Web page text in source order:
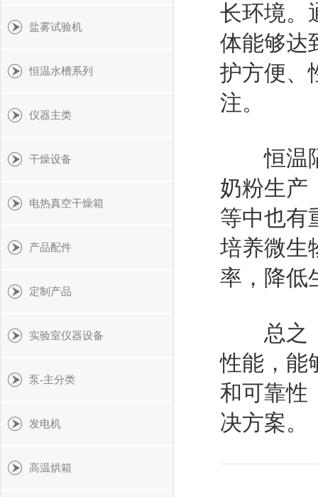
长环境。
体能够达
护方便、
注。
恒温隔
奶粉生产
等中也有
培养微生
率，降低
总之，
性能，能
和可靠性
决方案。
盐雾试验机
恒温水槽系列
仪器主类
干燥设备
电热真空干燥箱
产品配件
定制产品
实验室仪器设备
泵-主分类
发电机
高温烘箱